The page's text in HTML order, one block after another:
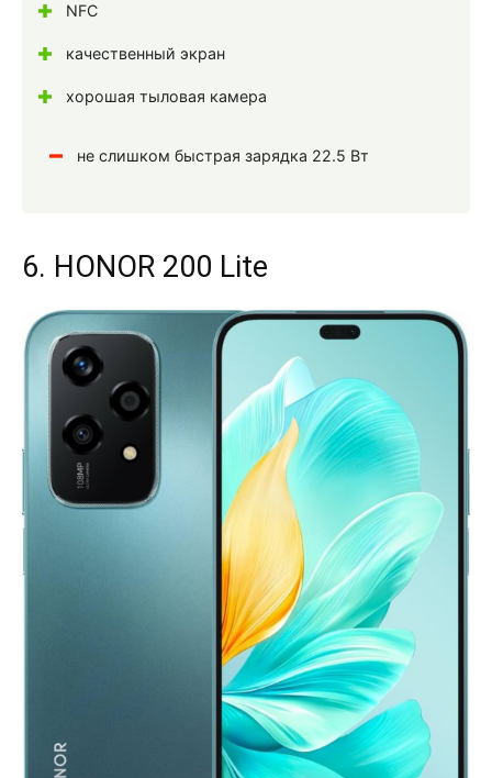
NFC
качественный экран
хорошая тыловая камера
не слишком быстрая зарядка 22.5 Вт
6. HONOR 200 Lite